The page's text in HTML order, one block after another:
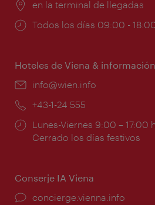
Lugar:
en la terminal de llegadas
Horarios
Todos los días 09:00 -
Hoteles de Viena & información
e-
info@wien.info
Teléfono:
+43-1-24 555
Horarios
de
Lunes-Viernes 9:00 – 17:00 h
Cerrado los días festivos
Conserje IA Viena
concierge.vienna.info